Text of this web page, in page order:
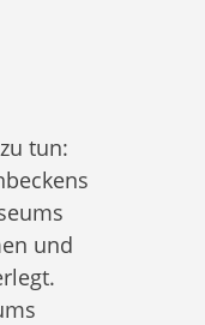
tun:
und